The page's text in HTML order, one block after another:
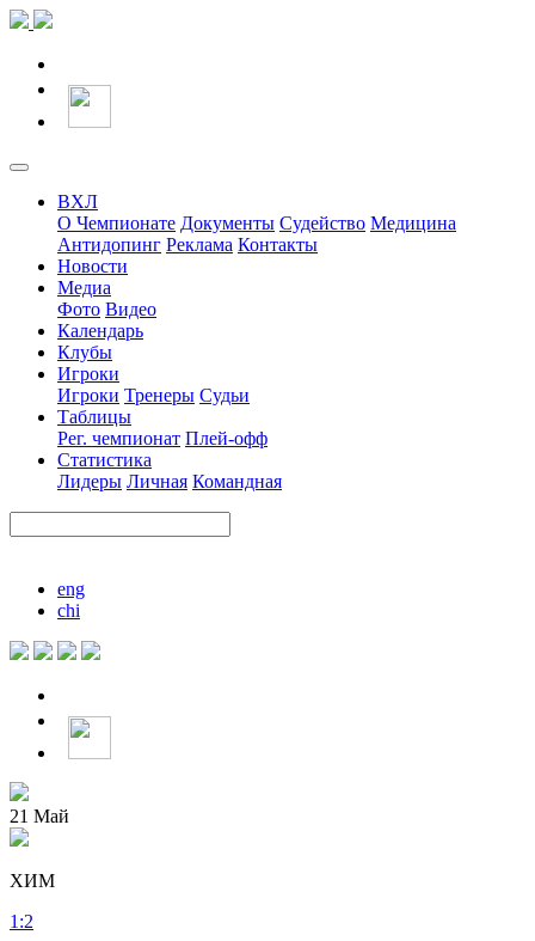
ВХЛ
О Чемпионате Документы Судейство Медицина
Антидопинг Реклама Контакты
Новости
Медиа
Фото Видео
Календарь
Клубы
Игроки
Игроки Тренеры Судьи
Таблицы
Рег. чемпионат Плей-офф
Статистика
Лидеры Личная Командная
eng
chi
21 Май
ХИМ
1 :2